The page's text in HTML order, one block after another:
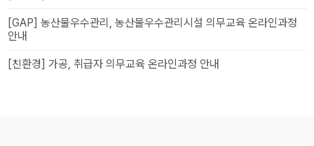
[GAP] 농산물우수관리, 농산물우수관리시설 의무교육 온라인과정
안내
[친환경] 가공, 취급자 의무교육 온라인과정 안내